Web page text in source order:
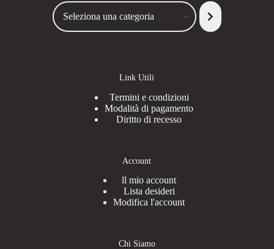
Seleziona
una
categoria
Link Utili
Termini e condizioni
Modalità di pagamento
Diritto di recesso
Account
ll mio account
Lista desideri
Modifica l'account
Chi Siamo